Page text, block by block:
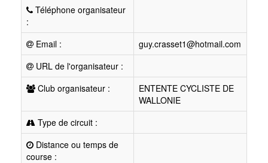
Téléphone organisateur
:
Email :
guy.crasset1@hotmail.com
URL de l'organisateur :
Club organisateur :
ENTENTE CYCLISTE DE
WALLONIE
Type de circuit :
Distance ou temps de
course :